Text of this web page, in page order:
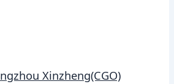
Xinzheng(CGO)